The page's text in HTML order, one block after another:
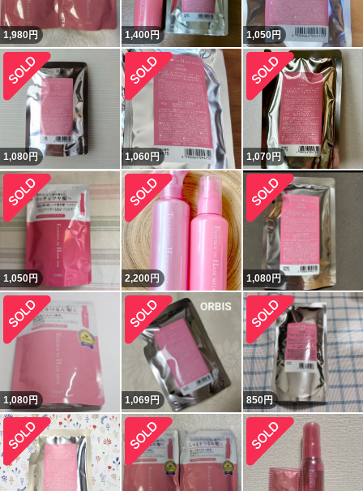
1,980円 1,400円 1,050円
1,080円 1,060円 1,070円
1,050円 2,200円 1,080円
1,080円 1,069円 850円